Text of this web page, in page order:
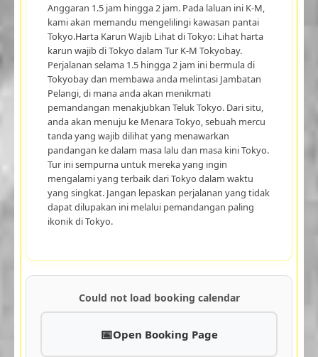
Anggaran 1.5 jam hingga 2 jam. Pada laluan ini K-M,
kami akan memandu mengelilingi kawasan pantai
Tokyo.Harta Karun Wajib Lihat di Tokyo: Lihat harta
karun wajib di Tokyo dalam Tur K-M Tokyobay.
Perjalanan selama 1.5 hingga 2 jam ini bermula di
Tokyobay dan membawa anda melintasi Jambatan
Pelangi, di mana anda akan menikmati
pemandangan menakjubkan Teluk Tokyo. Dari situ,
anda akan menuju ke Menara Tokyo, sebuah mercu
tanda yang wajib dilihat yang menawarkan
pandangan ke dalam masa lalu dan masa kini Tokyo.
Tur ini sempurna untuk mereka yang ingin
mengalami yang terbaik dari Tokyo dalam waktu
yang singkat. Jangan lepaskan perjalanan yang tidak
dapat dilupakan ini melalui pemandangan paling
ikonik di Tokyo.
Could not load booking calendar
Open Booking Page